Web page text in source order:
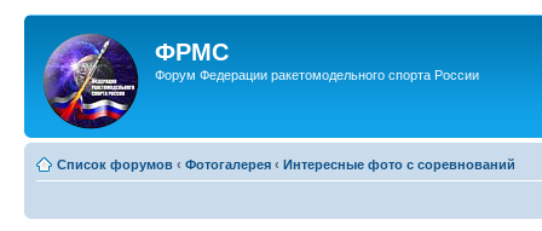
ФРМС
Форум Федерации ракетомодельного спорта России
Список форумов ‹ Фотогалерея ‹ Интересные фото с соревнований